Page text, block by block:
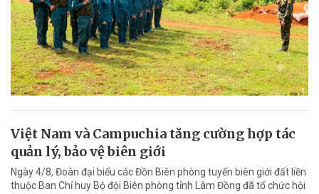
Việt Nam và Campuchia tăng cường hợp tác
quản lý, bảo vệ biên giới
Ngày 4/8, Đoàn đại biểu các Đồn Biên phòng tuyến biên giới đất liền
thuộc Ban Chỉ huy Bộ đội Biên phòng tỉnh Lâm Đồng đã tổ chức hội